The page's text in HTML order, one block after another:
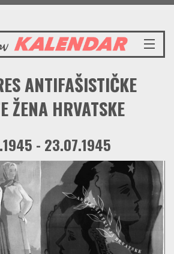
Nedjelja 9.8.2026.
ANTIFAŠISTIČKE
ŽENA HRVATSKE
- 23.07.1945